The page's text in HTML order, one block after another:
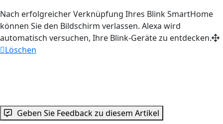
Nach erfolgreicher Verknüpfung Ihres Blink SmartHome
können Sie den Bildschirm verlassen. Alexa wird
automatisch versuchen, Ihre Blink-Geräte zu entdecken.
Löschen
Geben Sie Feedback zu diesem Artikel